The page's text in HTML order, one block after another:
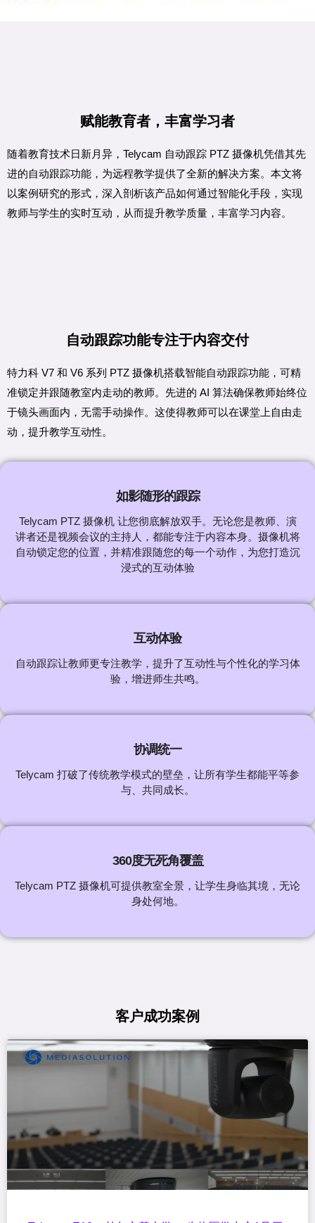
赋能教育者，丰富学习者
随着教育技术日新月异，Telycam 自动跟踪 PTZ 摄像机凭借其先
进的自动跟踪功能，为远程教学提供了全新的解决方案。本文将
以案例研究的形式，深入剖析该产品如何通过智能化手段，实现
教师与学生的实时互动，从而提升教学质量，丰富学习内容。
自动跟踪功能专注于内容交付
特力科 V7 和 V6 系列 PTZ 摄像机搭载智能自动跟踪功能，可精
准锁定并跟随教室内走动的教师。先进的 AI 算法确保教师始终位
于镜头画面内，无需手动操作。这使得教师可以在课堂上自由走
动，提升教学互动性。
如影随形的跟踪
Telycam PTZ 摄像机 让您彻底解放双手。无论您是教师、演
讲者还是视频会议的主持人，都能专注于内容本身。摄像机将
自动锁定您的位置，并精准跟随您的每一个动作，为您打造沉
浸式的互动体验
互动体验
自动跟踪让教师更专注教学，提升了互动性与个性化的学习体
验，增进师生共鸣。
协调统一
Telycam 打破了传统教学模式的壁垒，让所有学生都能平等参
与、共同成长。
360度无死角覆盖
Telycam PTZ 摄像机可提供教室全景，让学生身临其境，无论
身处何地。
客户成功案例